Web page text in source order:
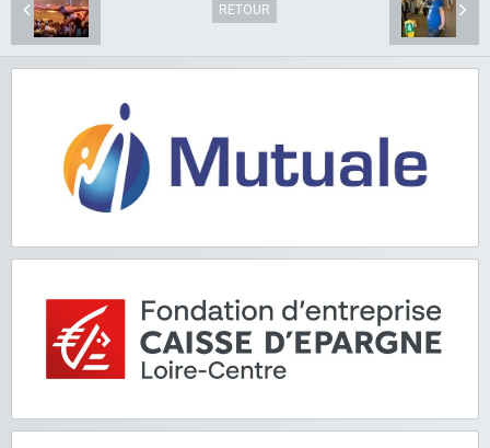
RETOUR